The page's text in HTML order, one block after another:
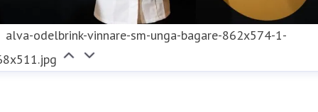
alva-odelbrink-vinnare-sm-unga-bagare-862x574-1-